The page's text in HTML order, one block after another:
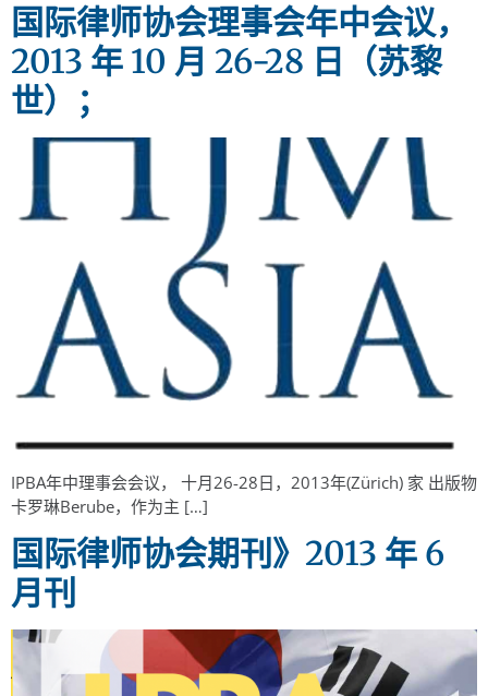
国际律师协会理事会年中会议，
2013 年 10 月 26-28 日（苏黎
世）；
IPBA年中理事会会议， 十月26-28日，2013年(Zürich) 家 出版物
卡罗琳Berube，作为主 […]
国际律师协会期刊》2013 年 6
月刊